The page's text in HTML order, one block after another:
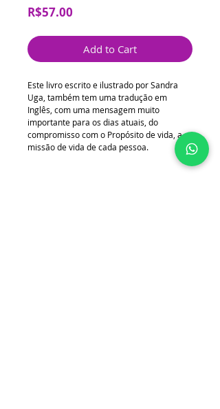
R$57.00
Add to Cart
Este livro escrito e ilustrado por Sandra
Uga, também tem uma tradução em
Inglês, com uma mensagem muito
importante para os dias atuais, do
compromisso com o Propósito de vida, a
missão de vida de cada pessoa.